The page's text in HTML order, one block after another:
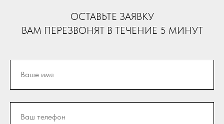
ОСТАВЬТЕ ЗАЯВКУ
ВАМ ПЕРЕЗВОНЯТ В ТЕЧЕНИЕ 5 МИНУТ